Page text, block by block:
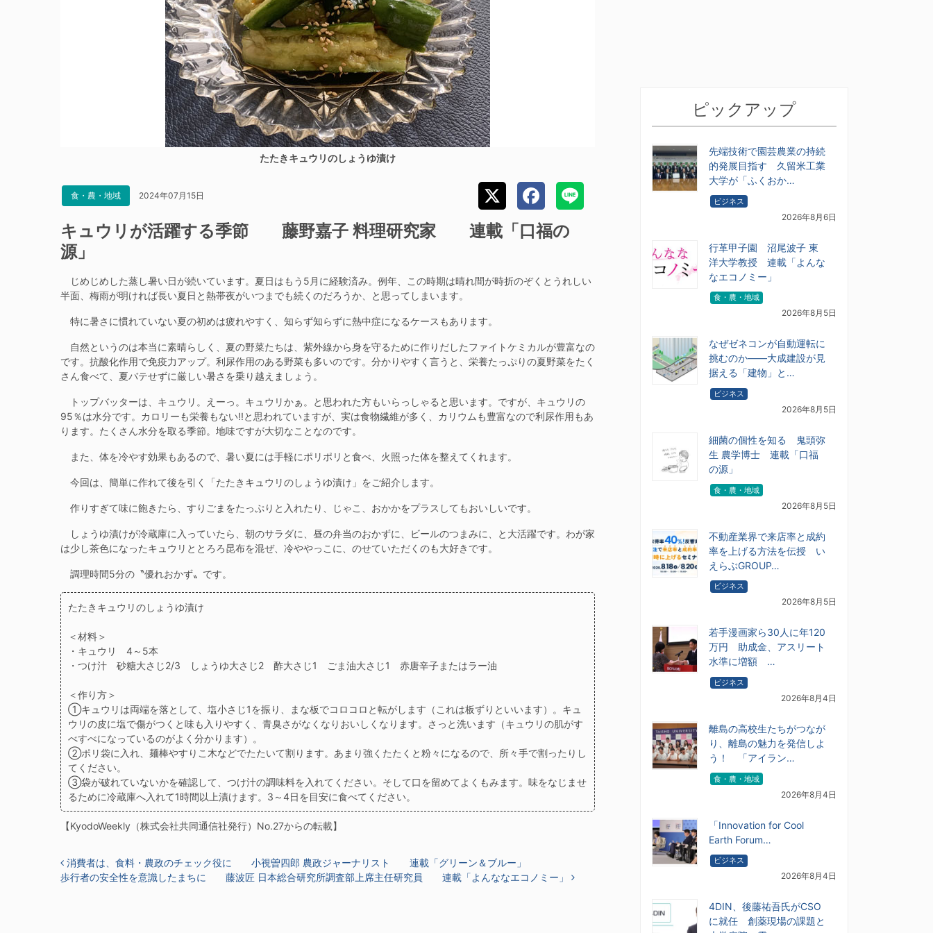
たたきキュウリのしょうゆ漬け
食・農・地域 2024年07月15日
キュウリが活躍する季節 藤野嘉子 料理研究家 連載「口福の
源」
じめじめした蒸し暑い日が続いています。夏日はもう5月に経験済み。例年、この時期は晴れ間が時折のぞくとうれしい
半面、梅雨が明ければ長い夏日と熱帯夜がいつまでも続くのだろうか、と思ってしまいます。
特に暑さに慣れていない夏の初めは疲れやすく、知らず知らずに熱中症になるケースもあります。
自然というのは本当に素晴らしく、夏の野菜たちは、紫外線から身を守るために作りだしたファイトケミカルが豊富なの
です。抗酸化作用で免疫力アップ。利尿作用のある野菜も多いのです。分かりやすく言うと、栄養たっぷりの夏野菜をたく
さん食べて、夏バテせずに厳しい暑さを乗り越えましょう。
トップバッターは、キュウリ。えーっ。キュウリかぁ。と思われた方もいらっしゃると思います。ですが、キュウリの
95％は水分です。カロリーも栄養もない!!と思われていますが、実は食物繊維が多く、カリウムも豊富なので利尿作用もあ
ります。たくさん水分を取る季節。地味ですが大切なことなのです。
また、体を冷やす効果もあるので、暑い夏には手軽にポリポリと食べ、火照った体を整えてくれます。
今回は、簡単に作れて後を引く「たたきキュウリのしょうゆ漬け」をご紹介します。
作りすぎて味に飽きたら、すりごまをたっぷりと入れたり、じゃこ、おかかをプラスしてもおいしいです。
しょうゆ漬けが冷蔵庫に入っていたら、朝のサラダに、昼の弁当のおかずに、ビールのつまみに、と大活躍です。わが家
は少し茶色になったキュウリととろろ昆布を混ぜ、冷ややっこに、のせていただくのも大好きです。
調理時間5分の〝優れおかず〟です。
たたきキュウリのしょうゆ漬け
＜材料＞
・キュウリ 4～5本
・つけ汁 砂糖大さじ2/3 しょうゆ大さじ2 酢大さじ1 ごま油大さじ1 赤唐辛子またはラー油
＜作り方＞
①キュウリは両端を落として、塩小さじ1を振り、まな板でコロコロと転がします（これは板ずりといいます）。キュ
ウリの皮に塩で傷がつくと味も入りやすく、青臭さがなくなりおいしくなります。さっと洗います（キュウリの肌がす
べすべになっているのがよく分かります）。
②ポリ袋に入れ、麺棒やすりこ木などでたたいて割ります。あまり強くたたくと粉々になるので、所々手で割ったりし
てください。
③袋が破れていないかを確認して、つけ汁の調味料を入れてください。そして口を留めてよくもみます。味をなじませ
るために冷蔵庫へ入れて1時間以上漬けます。3～4日を目安に食べてください。
【KyodoWeekly（株式会社共同通信社発行）No.27からの転載】
投稿ナビゲーション
消費者は、食料・農政のチェック役に 小視曽四郎 農政ジャーナリスト 連載「グリーン＆ブルー」
歩行者の安全性を意識したまちに 藤波匠 日本総合研究所調査部上席主任研究員 連載「よんななエコノミー」
ピックアップ
先端技術で園芸農業の持続
的発展目指す 久留米工業
大学が「ふくおか…
ビジネス
2026年8月6日
行革甲子園 沼尾波子 東
洋大学教授 連載「よんな
なエコノミー」
食・農・地域
2026年8月5日
なぜゼネコンが自動運転に
挑むのか――大成建設が見
据える「建物」と…
ビジネス
2026年8月5日
細菌の個性を知る 鬼頭弥
生 農学博士 連載「口福
の源」
食・農・地域
2026年8月5日
不動産業界で来店率と成約
率を上げる方法を伝授 い
えらぶGROUP…
ビジネス
2026年8月5日
若手漫画家ら30人に年120
万円 助成金、アスリート
水準に増額 …
ビジネス
2026年8月4日
離島の高校生たちがつなが
り、離島の魅力を発信しよ
う！ 「アイラン…
食・農・地域
2026年8月4日
「Innovation for Cool
Earth Forum…
ビジネス
2026年8月4日
4DIN、後藤祐吾氏がCSO
に就任 創薬現場の課題と